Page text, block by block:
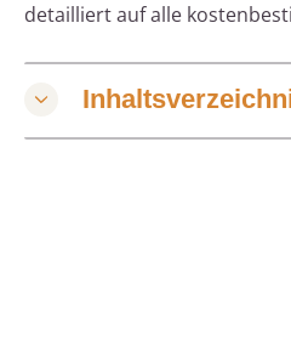
detailliert auf alle